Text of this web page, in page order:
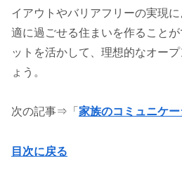
イアウトやバリアフリーの実現
適に過ごせる住まいを作ること
ットを活かして、理想的なオー
ょう。
次の記事⇒「 家族のコミュニケ
目次に戻る